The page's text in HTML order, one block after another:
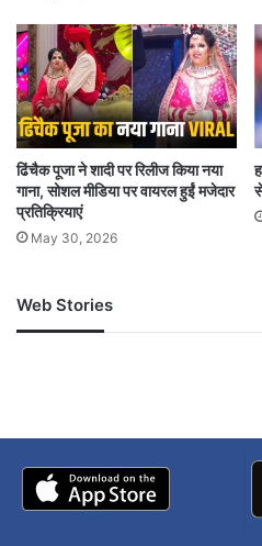
Australian players
in
hearing to be held
ढिंचैक पूजा ने शादी पर रिलीज किया नया
गाना, सोशल मीडिया पर वायरल हुईं मजेदार
प्रतिक्रियाएं
May 30, 2026
Web Stories
जम्मू-कश्मीर में बारिश से
अपडेट